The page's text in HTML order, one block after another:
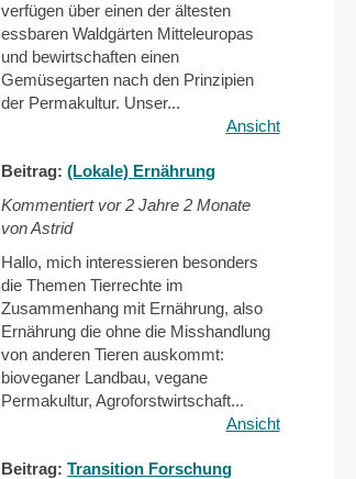
verfügen über einen der ältesten
essbaren Waldgärten Mitteleuropas
und bewirtschaften einen
Gemüsegarten nach den Prinzipien
der Permakultur. Unser...
Ansicht
Beitrag:(Lokale) Ernährung
Kommentiert vor2 Jahre 2 Monate
von Astrid
Hallo, mich interessieren besonders
die Themen Tierrechte im
Zusammenhang mit Ernährung, also
Ernährung die ohne die Misshandlung
von anderen Tieren auskommt:
bioveganer Landbau, vegane
Permakultur, Agroforstwirtschaft...
Ansicht
Beitrag:Transition Forschung